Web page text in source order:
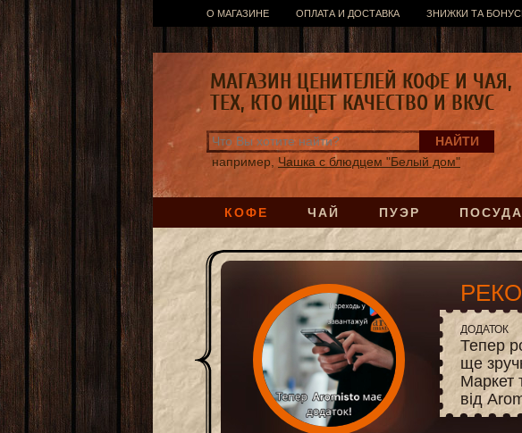
О МАГАЗИНЕ ОПЛАТА И ДОСТАВКА ЗНИЖКИ ТА
КОФЕ ЧАЙ ПУЭР ПОСУДА
например, Чашка с блюдцем "Белый дом"
МАГАЗИН ЦЕНИТЕЛЕЙ КОФЕ И ЧАЯ,
ТЕХ, КТО ИЩЕТ КАЧЕСТВО И ВКУС
ДОДАТОК
Тепер
ще
Маркет
від